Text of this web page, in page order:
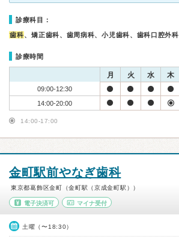
診療科目：
歯科、矯正歯科、歯周病科、小児歯科、歯科口腔外科
診療時間
月 火 水 木
09:00-12:30
14:00-20:00
14:00-17:00
金町駅前やなぎ歯科
東京都葛飾区金町（金町駅（京成金町駅））
電子決済可 マイナ受付
土曜（〜18:30）